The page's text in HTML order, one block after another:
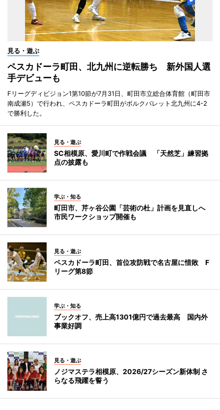
見る・遊ぶ
ペスカドーラ町田、北九州に逆転勝ち 新外国人選
手デビューも
Fリーグディビジョン1第10節が7月31日、町田市立総合体育館（町田市
南成瀬5）で行われ、ペスカドーラ町田がボルクバレット北九州に4-2
で勝利した。
見る・遊ぶ
SC相模原、愛川町で作戦会議 「天然芝」練習拠
点の披露も
学ぶ・知る
町田市、芹ヶ谷公園「芸術の杜」計画を見直しへ
市民ワークショップ開催も
見る・遊ぶ
ペスカドーラ町田、首位攻防戦で名古屋に惜敗 F
リーグ第8節
学ぶ・知る
ブックオフ、売上高1301億円で過去最高 国内外
事業好調
見る・遊ぶ
ノジマステラ相模原、2026/27シーズン新体制 さ
らなる飛躍を誓う